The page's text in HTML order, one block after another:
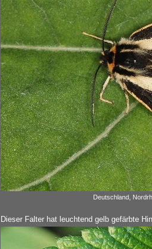
Deutschland,
Dieser Falter hat leuchtend gelb gefärbte